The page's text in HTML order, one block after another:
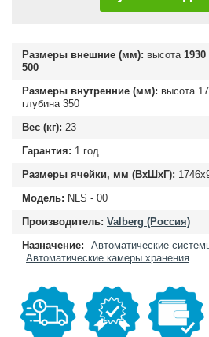
Размеры внешние (мм): высота 1930
500
Размеры внутренние (мм): высота
глубина 350
Вес (кг): 23
Гарантия: 1 год
Размеры ячейки, мм (ВхШхГ):
Модель: NLS - 00
Производитель: Valberg (Россия)
Назначение:
Автоматические
Автоматические камеры хранения